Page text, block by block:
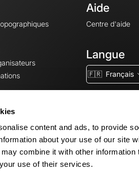
content and ads, to provide
about your use of our site
combine it with other information
use of their services.
Aide
Centre d'aide
Langue
🇫🇷 Français